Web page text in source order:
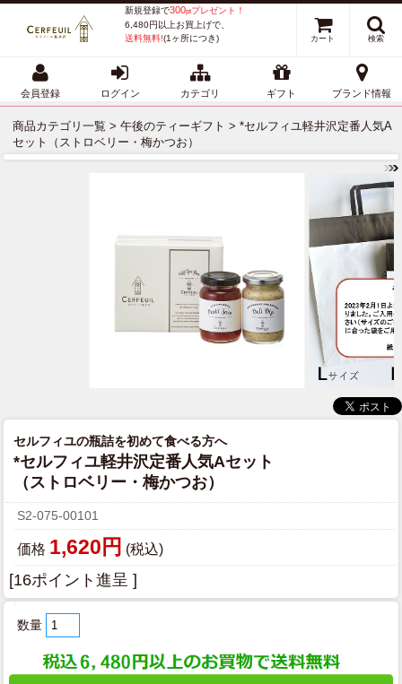
新規登録で300ptプレゼント！
6,480円以上お買上げで、
送料無料!(1ヶ所につき) 検索
カート
会員登録 ログイン カテゴリ ギフト ブランド情報
商品カテゴリ一覧 > 午後のティーギフト > *セルフィユ軽井沢定番人気A
セット（ストロベリー・梅かつお）
セルフィユの瓶詰を初めて食べる方へ
*セルフィユ軽井沢定番人気Aセット
（ストロベリー・梅かつお）
S2-075-00101
価格 1,620円 (税込)
[16ポイント進呈 ]
数量